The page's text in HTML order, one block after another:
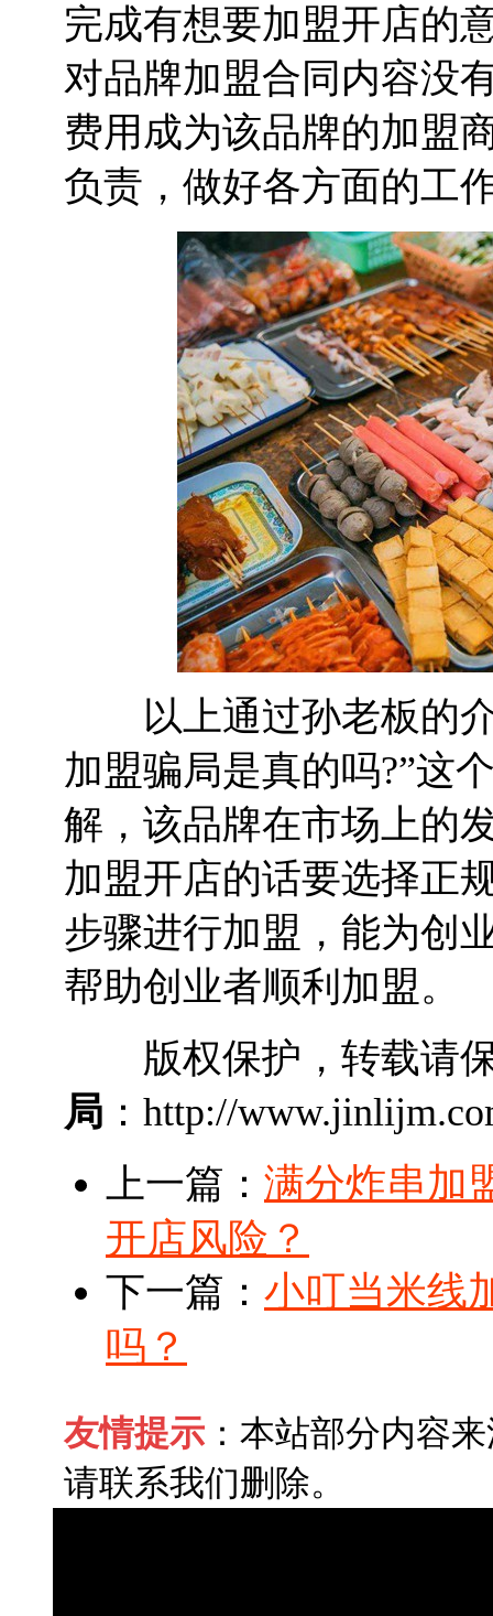
完成有想要加盟开店的
对品牌加盟合同内容没
费用成为该品牌的加盟
负责，做好各方面的工
以上通过孙老板的介
加盟骗局是真的吗?”这
解，该品牌在市场上的
加盟开店的话要选择正
步骤进行加盟，能为创
帮助创业者顺利加盟。
版权保护，转载请
局 ：http://
上一篇： 满分炸串加
开店风险？
下一篇： 小叮当米线
吗？
友情提示 ：本站部分内容
请联系我们删除。